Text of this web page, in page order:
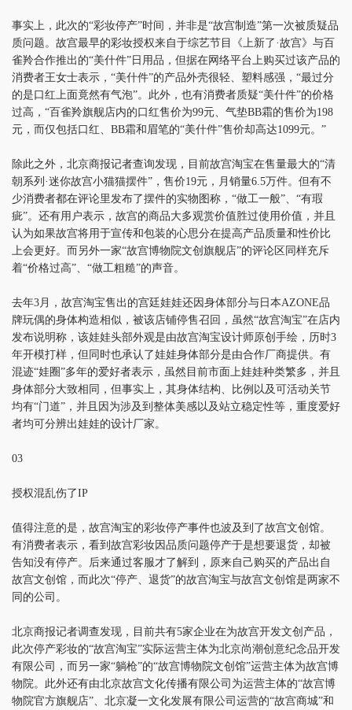
事实上，此次的“彩妆停产”时间，并非是“故宫制造”第一次被质疑品
质问题。故宫最早的彩妆授权来自于综艺节目《上新了·故宫》与百
雀羚合作推出的“美什件”日用品，但据在网络平台上购买过该产品的
消费者王女士表示，“美什件”的产品外壳很轻、塑料感强，“最过分
的是口红上面竟然有气泡”。此外，也有消费者质疑“美什件”的价格
过高，“百雀羚旗舰店内的口红售价为99元、气垫BB霜的售价为198
元，而仅包括口红、BB霜和眉笔的“美什件”售价却高达1099元。”
除此之外，北京商报记者查询发现，目前故宫淘宝在售量最大的“清
朝系列·迷你故宫小猫猫摆件”，售价19元，月销量6.5万件。但有不
少消费者都在评论里发布了摆件的实物图称，“做工一般”、“有瑕
疵”。还有用户表示，故宫的商品大多观赏价值胜过使用价值，并且
认为如果故宫将用于宣传和包装的心思分在提高产品质量和性价比
上会更好。而另外一家“故宫博物院文创旗舰店”的评论区同样充斥
着“价格过高”、“做工粗糙”的声音。
去年3月，故宫淘宝售出的宫廷娃娃还因身体部分与日本AZONE品
牌玩偶的身体构造相似，被该店铺停售召回，虽然“故宫淘宝”在店内
发布说明称，该娃娃头部外观是由故宫淘宝设计师原创手绘，历时3
年开模打样，但同时也承认了娃娃身体部分是由合作厂商提供。有
混迹“娃圈”多年的爱好者表示，虽然目前市面上娃娃种类繁多，并且
身体部分大致相同，但事实上，其身体结构、比例以及可活动关节
均有“门道”，并且因为涉及到整体美感以及站立稳定性等，重度爱好
者均可分辨出娃娃的设计厂家。
03
授权混乱伤了IP
值得注意的是，故宫淘宝的彩妆停产事件也波及到了故宫文创馆。
有消费者表示，看到故宫彩妆因品质问题停产于是想要退货，却被
告知没有停产。后来通过客服才了解到，原来自己购买的产品出自
故宫文创馆，而此次“停产、退货”的故宫淘宝与故宫文创馆是两家不
同的公司。
北京商报记者调查发现，目前共有5家企业在为故宫开发文创产品，
此次停产彩妆的“故宫淘宝”实际运营主体为北京尚潮创意纪念品开发
有限公司，而另一家“躺枪”的“故宫博物院文创馆”运营主体为故宫博
物院。此外还有由北京故宫文化传播有限公司为运营主体的“故宫博
物院官方旗舰店”、北京凝一文化发展有限公司运营的“故宫商城”和